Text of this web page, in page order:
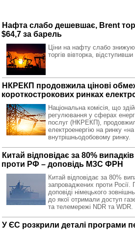
Нафта слабо дешевшає, Brent
$64,7 за барель
Ціни на нафту слабо
торгів вівторка, відступивши
НКРЕКП продовжила цінові
короткострокових ринках
Національна комісія, що
регулювання у сферах
послуг (НКРЕКП),
електроенергію на ринку
внутрішньодобовому ринку.
Китай відповідає за 80%
проти РФ – доповідь МЗС ФРН
Китай відповідає за 80%
запроваджених проти Росії.
доповіді німецького
до якої отримали доступ
та телемережі NDR та WDR.
У ЄС розкрили деталі програми